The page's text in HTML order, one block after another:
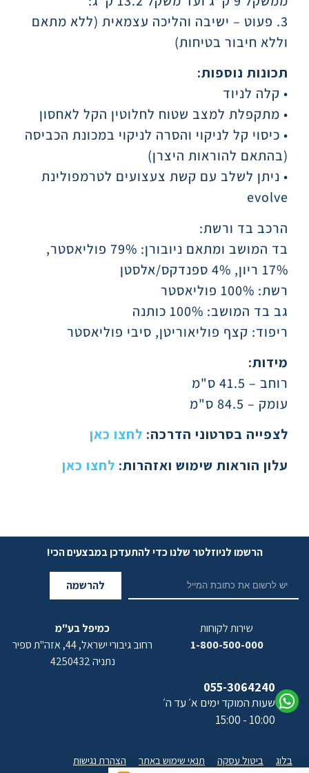
3. פעוט – ישיבה והליכה עצמאית (ללא מתאם
וללא חיבור בטיחות)
תכונות נוספות:
• קלה לניוד
• מתקפלת למצב שטוח לחלוטין הקל לאחסון
• כיסוי קל לניקוי והסרה לניקוי במכונת הכביסה
(בהתאם להוראות היצרן)
• ניתן לשלב עם קשת צעצועים לטרמפולינת
evolve
הרכב בד ורשת:
בד המושב ומתאם ניובורן: 79% פוליאסטר,
17% ריון, 4% ספנדקס/אלסטן
רשת: 100% פוליאסטר
גב בד המושב: 100% כותנה
ריפוד: קצף פוליאוריטן, סיבי פוליאסטר
מידות:
רוחב – 41.5 ס"מ
עומק – 84.5 ס"מ
לצפייה בסרטוני הדרכה: לחצו כאן
עלון הוראות שימוש ואזהרות: לחצו כאן
הרשמו לניוזלטר שלנו כדי להתעדכן במבצעים הכי!
להרשמה
שירות לקוחות
1-800-500-000
055-3064240
שעות המוקד ימים א׳ עד ה׳
10:00 - 15:00
כמיפל בע"מ
רחוב גיבורי ישראל, 44, אזה"ת ספיר
נתניה 4250432
בלוג ביטול עסקה תנאי שימוש באתר הצהרת נגישות